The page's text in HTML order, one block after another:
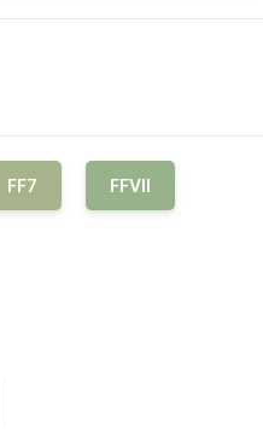
FF7 FFVII